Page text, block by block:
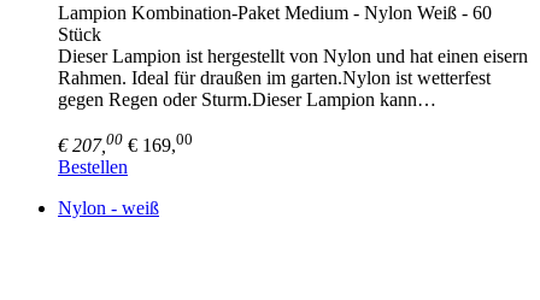
Lampion Kombination-Paket Medium - Nylon Weiß - 60
Stück
Dieser Lampion ist hergestellt von Nylon und hat einen eisern
Rahmen. Ideal für draußen im garten.Nylon ist wetterfest
gegen Regen oder Sturm.Dieser Lampion kann…
€ 207, 00 € 169,00
Bestellen
Nylon - weiß